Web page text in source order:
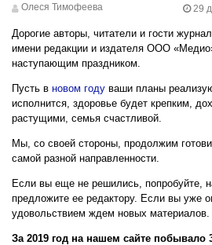
Олеся Тимофеева 29
Дорогие авторы, читатели и гости
имени редакции и издателя ООО
наступающим праздником.
Пусть в новом году ваши планы
исполнится, здоровье будет крепким,
растущими, семья счастливой.
Мы, со своей стороны, продолжим
самой разной направленности.
Если вы еще не решились, попробуйте,
предложите ее редактору. Если вы уже
удовольствием ждем новых материалов.
За 2019 год на нашем сайте побывало